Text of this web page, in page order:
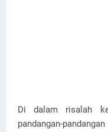
Di dalam risalah
pandangan-